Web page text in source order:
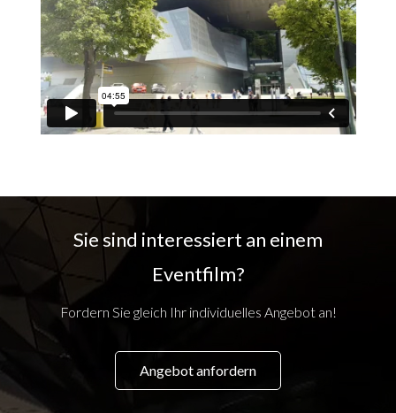
Sie sind interessiert an einem
Eventfilm?
Fordern Sie gleich Ihr individuelles Angebot an!
Angebot anfordern